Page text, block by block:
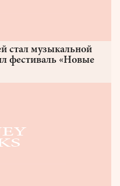
стал музыкальной
фестиваль «Новые